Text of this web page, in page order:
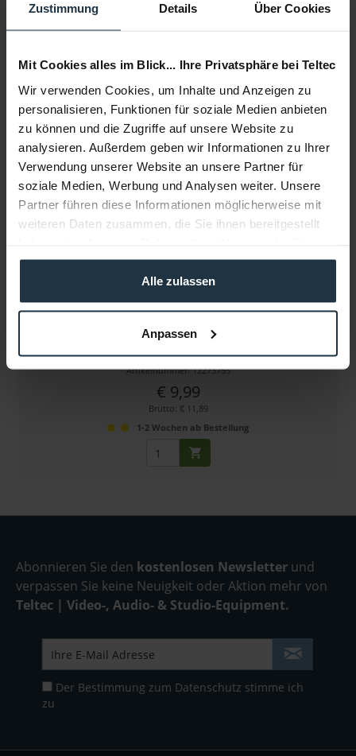
Zustimmung Details Über Cookies
Mit Cookies alles im Blick... Ihre Privatsphäre bei Teltec
Wir verwenden Cookies, um Inhalte und Anzeigen zu
personalisieren, Funktionen für soziale Medien anbieten
zu können und die Zugriffe auf unsere Website zu
analysieren. Außerdem geben wir Informationen zu Ihrer
Verwendung unserer Website an unsere Partner für
soziale Medien, Werbung und Analysen weiter. Unsere
Partner führen diese Informationen möglicherweise mit
weiteren Daten zusammen, die Sie ihnen bereitgestellt
gesammelt haben.
Alle zulassen
Anpassen
Medien
Folgende Infos zum Hersteller sind verfübar......mehr
Weitere Artikel von AGO ansehen
Multikopter-/ Drohnen-Kennzeichen Nano - schwarz
Alu-Plakette, selbstklebend (18,25 x 7,75 mm)
Artikelnummer: 12273755
€ 9,99
Brutto: € 11,89
1-2 Wochen ab Bestellung
Abonnieren Sie den kostenlosen Newsletter und
verpassen Sie keine Neuigkeit oder Aktion mehr von
Teltec | Video-, Audio- & Studio-Equipment.
Der Bestimmung zum Datenschutz stimme ich
zu